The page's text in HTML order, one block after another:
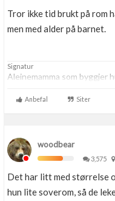
Tror ikke tid brukt på rom
men med alder på barnet.
Signatur
Aleinemamma som byggjer
Anbefal Siter
woodbear
3,575
Det har litt med størrelse
hun lite soverom, så de